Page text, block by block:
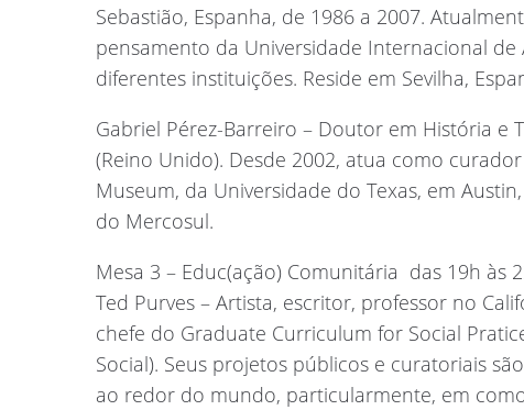
Sebastião, Espanha, de 1986 a 2007.
pensamento da Universidade Internacional
diferentes instituições. Reside em Sevilha,
Gabriel Pérez-Barreiro – Doutor em História e
(Reino Unido). Desde 2002, atua como
Museum, da Universidade do Texas, em
do Mercosul.
Mesa 3 – Educ(ação) Comunitária  das 19h às
Ted Purves – Artista, escritor, professor no
chefe do Graduate Curriculum for Social
Social). Seus projetos públicos e curatoriais
ao redor do mundo, particularmente, em